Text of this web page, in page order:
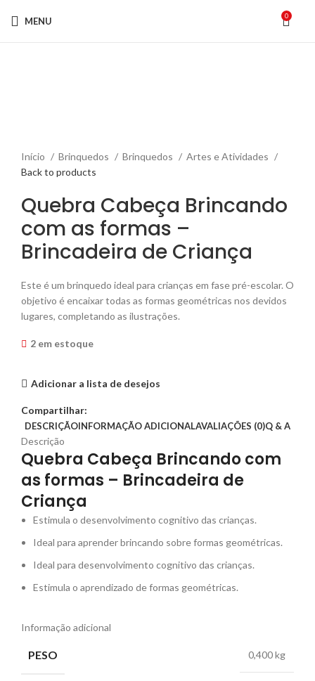
MENU 0
Início Brinquedos Brinquedos
Artes e Atividades
Back to products
Quebra Cabeça Brincando
com as formas –
Brincadeira de Criança
Este é um brinquedo ideal para crianças em fase pré-escolar. O
objetivo é encaixar todas as formas geométricas nos devidos
lugares, completando as ilustrações.
2 em estoque
Adicionar a lista de desejos
Compartilhar:
DESCRIÇÃOINFORMAÇÃO ADICIONALAVALIAÇÕES (0)Q & A
Descrição
Quebra Cabeça Brincando com
as formas – Brincadeira de
Criança
Estimula o desenvolvimento cognitivo das crianças.
Ideal para aprender brincando sobre formas geométricas.
Ideal para desenvolvimento cognitivo das crianças.
Estimula o aprendizado de formas geométricas.
Informação adicional
PESO 0,400 kg